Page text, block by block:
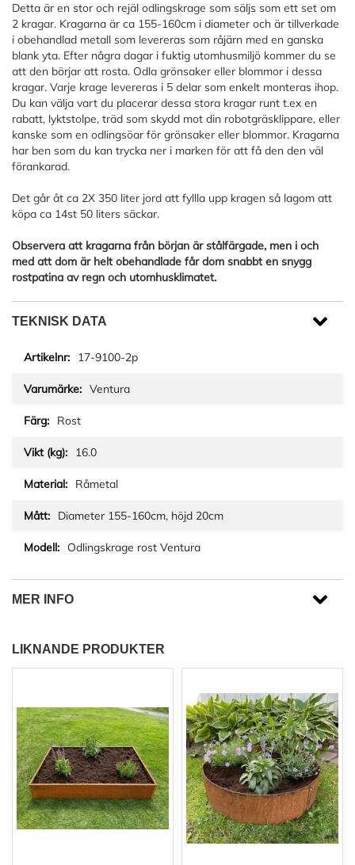
Detta är en stor och rejäl odlingskrage som säljs som ett set om
2 kragar. Kragarna är ca 155-160cm i diameter och är tillverkade
i obehandlad metall som levereras som råjärn med en ganska
blank yta. Efter några dagar i fuktig utomhusmiljö kommer du se
att den börjar att rosta. Odla grönsaker eller blommor i dessa
kragar. Varje krage levereras i 5 delar som enkelt monteras ihop.
Du kan välja vart du placerar dessa stora kragar runt t.ex en
rabatt, lyktstolpe, träd som skydd mot din robotgräsklippare, eller
kanske som en odlingsöar för grönsaker eller blommor. Kragarna
har ben som du kan trycka ner i marken för att få den den väl
förankarad.
Det går åt ca 2X 350 liter jord att fyllla upp kragen så lagom att
köpa ca 14st 50 liters säckar.
Observera att kragarna från början är stålfärgade, men i och
med att dom är helt obehandlade får dom snabbt en snygg
rostpatina av regn och utomhusklimatet.
TEKNISK DATA
17-9100-2p
Ventura
Rost
16.0
Råmetal
Diameter 155-160cm, höjd 20cm
Odlingskrage rost Ventura
MER INFO
LIKNANDE PRODUKTER